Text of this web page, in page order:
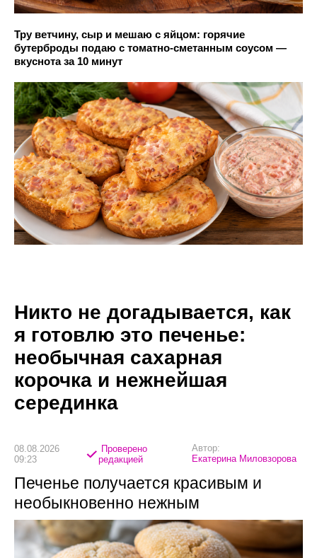
Тру ветчину, сыр и мешаю с яйцом: горячие
бутерброды подаю с томатно-сметанным соусом —
вкуснота за 10 минут
Никто не догадывается, как
я готовлю это печенье:
необычная сахарная
корочка и нежнейшая
серединка
08.08.2026
09:23
Проверено
редакцией
Автор:
Екатерина Миловзорова
Печенье получается красивым и
необыкновенно нежным